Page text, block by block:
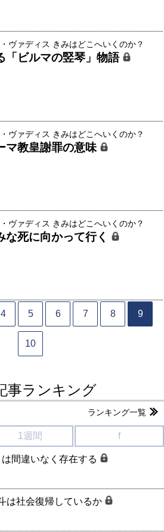
ヴァディス きみはどこへいくのか？
「ビルマの竪琴」物語
ヴァディス きみはどこへいくのか？
マ教皇謝罪の意味
ヴァディス きみはどこへいくのか？
な死に向かって行く
4 5 6 7 8 9
10
事ランキング
ランキング一覧
1週間 f
は間違いなく存在する
社会復帰しているか